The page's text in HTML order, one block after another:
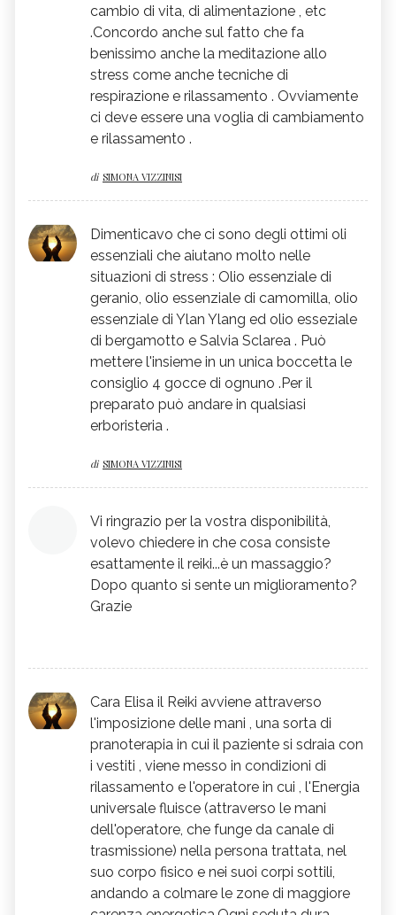
cambio di vita, di alimentazione , etc
.Concordo anche sul fatto che fa
benissimo anche la meditazione allo
stress come anche tecniche di
respirazione e rilassamento . Ovviamente
ci deve essere una voglia di cambiamento
e rilassamento .
di SIMONA VIZZINISI
Dimenticavo che ci sono degli ottimi oli
essenziali che aiutano molto nelle
situazioni di stress : Olio essenziale di
geranio, olio essenziale di camomilla, olio
essenziale di Ylan Ylang ed olio esseziale
di bergamotto e Salvia Sclarea . Può
mettere l'insieme in un unica boccetta le
consiglio 4 gocce di ognuno .Per il
preparato può andare in qualsiasi
erboristeria .
di SIMONA VIZZINISI
Vi ringrazio per la vostra disponibilità,
volevo chiedere in che cosa consiste
esattamente il reiki...è un massaggio?
Dopo quanto si sente un miglioramento?
Grazie
Cara Elisa il Reiki avviene attraverso
l'imposizione delle mani , una sorta di
pranoterapia in cui il paziente si sdraia con
i vestiti , viene messo in condizioni di
rilassamento e l'operatore in cui , l'Energia
universale fluisce (attraverso le mani
dell'operatore, che funge da canale di
trasmissione) nella persona trattata, nel
suo corpo fisico e nei suoi corpi sottili,
andando a colmare le zone di maggiore